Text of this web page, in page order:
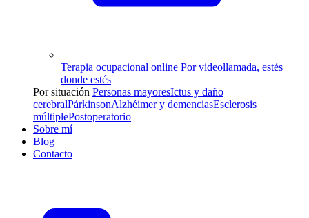
Terapia ocupacional online Por videollamada, estés
donde estés
Por situación Personas mayoresIctus y daño
cerebralPárkinsonAlzhéimer y demenciasEsclerosis
múltiplePostoperatorio
Sobre mí
Blog
Contacto